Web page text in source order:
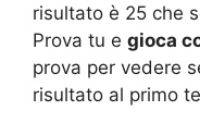
risultato è 25 che
Prova tu e gioca
prova per vedere
risultato al primo